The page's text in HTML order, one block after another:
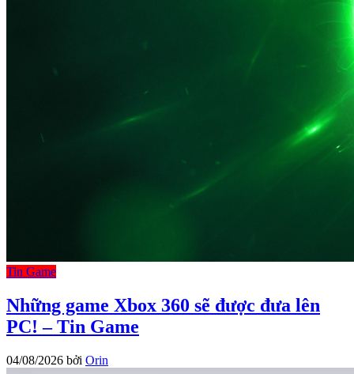
Tin Game
Những game Xbox 360 sẽ được đưa lên
PC! – Tin Game
04/08/2026 bởi Orin